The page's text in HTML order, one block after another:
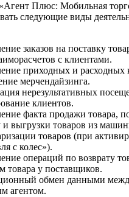
Плюс: Мобильная
следующие виды
заказов на поставку
с клиентами.
приходных и расходных
мерчендайзинга.
нерезультативных
клиентов.
факта продажи товара,
выгрузки товаров из
товаров (при
с колес»).
операций по возврату
товара у поставщиков.
обмен данными
агентом.